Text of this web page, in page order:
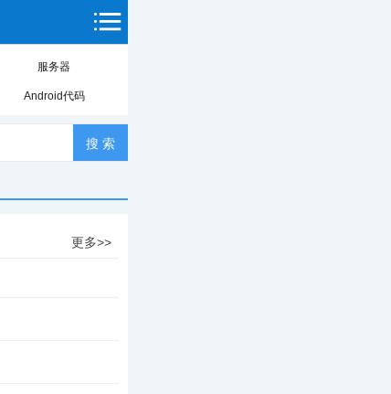
服务器
Android代码
更多>>